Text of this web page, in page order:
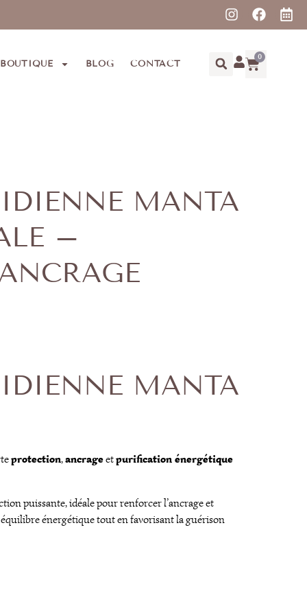
BOUTIQUE BLOG CONTACT
0
MANTA
–
MANTA
protection,ancrageetpurification énergétique
puissante, idéale pour renforcer l’ancrage et
énergétique tout en favorisant la guérison